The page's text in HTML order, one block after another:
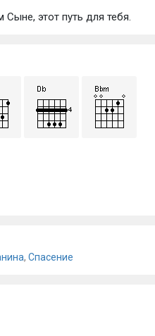
этот путь для тебя.
, Спасение